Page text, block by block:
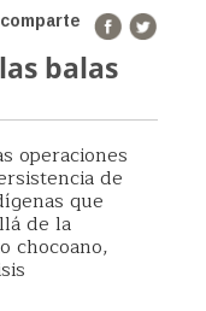
comparte
balas
operaciones
de
que
de la
chocoano,